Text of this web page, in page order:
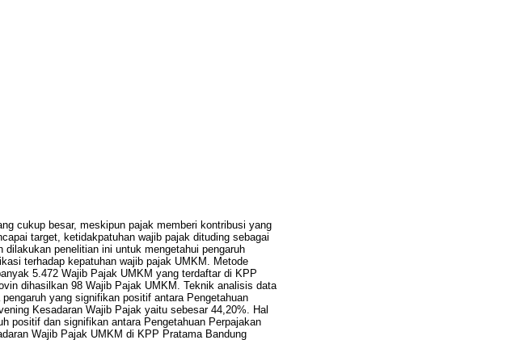
cukup besar, meskipun pajak memberi kontribusi yang
target, ketidakpatuhan wajib pajak dituding sebagai
penelitian ini untuk mengetahui pengaruh
terhadap kepatuhan wajib pajak UMKM. Metode
5.472 Wajib Pajak UMKM yang terdaftar di KPP
dihasilkan 98 Wajib Pajak UMKM. Teknik analisis data
yang signifikan positif antara Pengetahuan
Kesadaran Wajib Pajak yaitu sebesar 44,20%. Hal
positif dan signifikan antara Pengetahuan Perpajakan
Wajib Pajak UMKM di KPP Pratama Bandung